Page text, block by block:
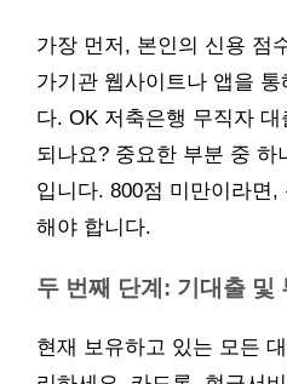
가장 먼저, 본인의 신용 점
가기관 웹사이트나 앱을
다. OK 저축은행 무직자
되나요? 중요한 부분 중 하
입니다. 800점 미만이라면
해야 합니다.
두 번째 단계: 기대출 및
현재 보유하고 있는 모든